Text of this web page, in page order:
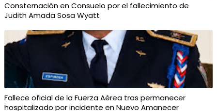
Consternación en Consuelo por el fallecimiento de
Judith Amada Sosa Wyatt
Fallece oficial de la Fuerza Aérea tras permanecer
hospitalizado por incidente en Nuevo Amanecer